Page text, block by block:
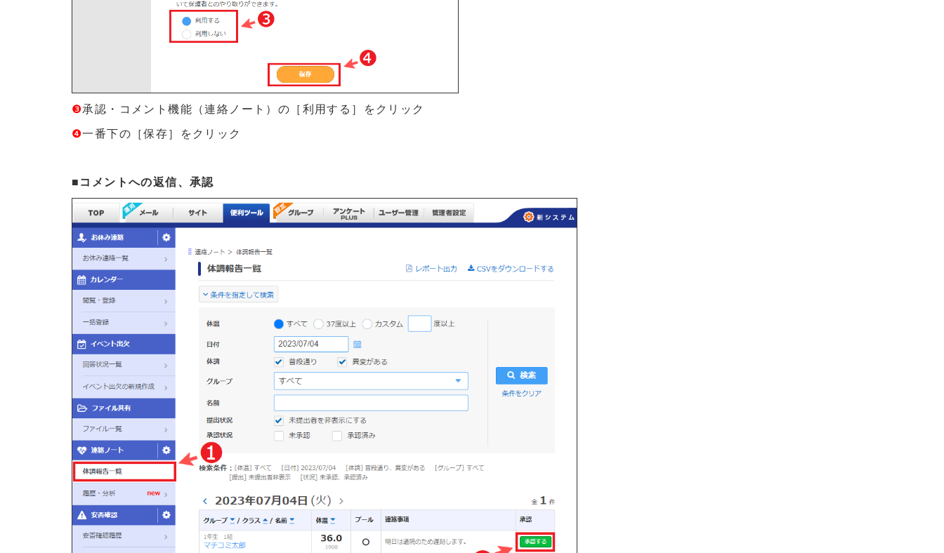
❸承認・コメント機能（連絡ノート）の［利用する］をクリック
❹一番下の［保存］をクリック
■コメントへの返信、承認